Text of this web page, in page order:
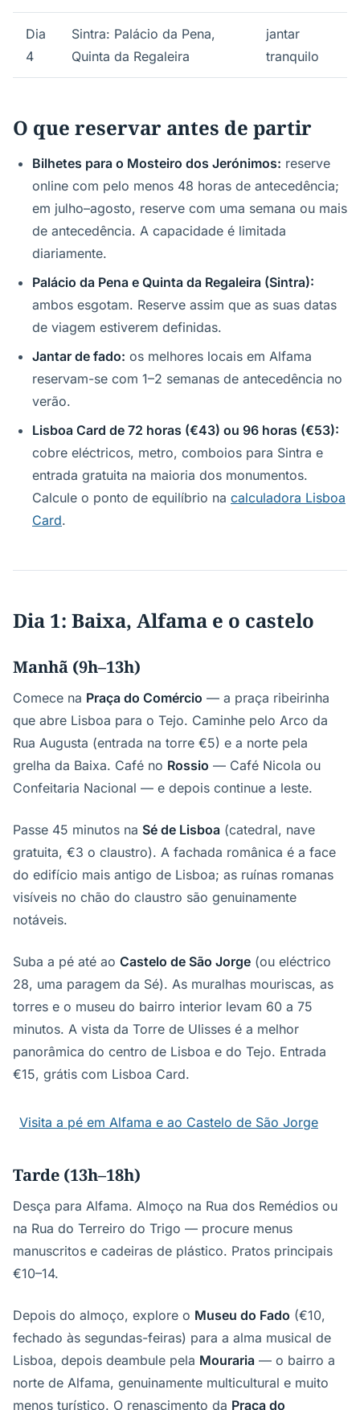
Dia
4
Sintra: Palácio da Pena,
Quinta da Regaleira
jantar
tranquilo
O que reservar antes de partir
Bilhetes para o Mosteiro dos Jerónimos: reserve
online com pelo menos 48 horas de antecedência;
em julho–agosto, reserve com uma semana ou mais
de antecedência. A capacidade é limitada
diariamente.
Palácio da Pena e Quinta da Regaleira (Sintra):
ambos esgotam. Reserve assim que as suas datas
de viagem estiverem definidas.
Jantar de fado: os melhores locais em Alfama
reservam-se com 1–2 semanas de antecedência no
verão.
Lisboa Card de 72 horas (€43) ou 96 horas (€53):
cobre eléctricos, metro, comboios para Sintra e
entrada gratuita na maioria dos monumentos.
Calcule o ponto de equilíbrio na calculadora Lisboa
Card.
Dia 1: Baixa, Alfama e o castelo
Manhã (9h–13h)
Comece na Praça do Comércio — a praça ribeirinha
que abre Lisboa para o Tejo. Caminhe pelo Arco da
Rua Augusta (entrada na torre €5) e a norte pela
grelha da Baixa. Café no Rossio — Café Nicola ou
Confeitaria Nacional — e depois continue a leste.
Passe 45 minutos na Sé de Lisboa (catedral, nave
gratuita, €3 o claustro). A fachada românica é a face
do edifício mais antigo de Lisboa; as ruínas romanas
visíveis no chão do claustro são genuinamente
notáveis.
Suba a pé até ao Castelo de São Jorge (ou eléctrico
28, uma paragem da Sé). As muralhas mouriscas, as
torres e o museu do bairro interior levam 60 a 75
minutos. A vista da Torre de Ulisses é a melhor
panorâmica do centro de Lisboa e do Tejo. Entrada
€15, grátis com Lisboa Card.
Visita a pé em Alfama e ao Castelo de São Jorge
Tarde (13h–18h)
Desça para Alfama. Almoço na Rua dos Remédios ou
na Rua do Terreiro do Trigo — procure menus
manuscritos e cadeiras de plástico. Pratos principais
€10–14.
Depois do almoço, explore o Museu do Fado (€10,
fechado às segundas-feiras) para a alma musical de
Lisboa, depois deambule pela Mouraria — o bairro a
norte de Alfama, genuinamente multicultural e muito
menos turístico. O renascimento da Praça do